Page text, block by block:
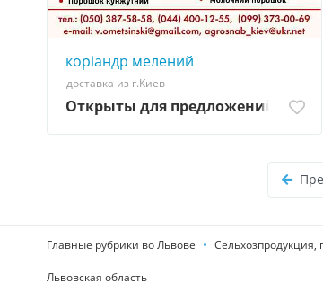
коріандр мелений
доставка из г.Киев
Открыты для предложений
Главные рубрики во Львове Сельхозпродукция,
Львовская область